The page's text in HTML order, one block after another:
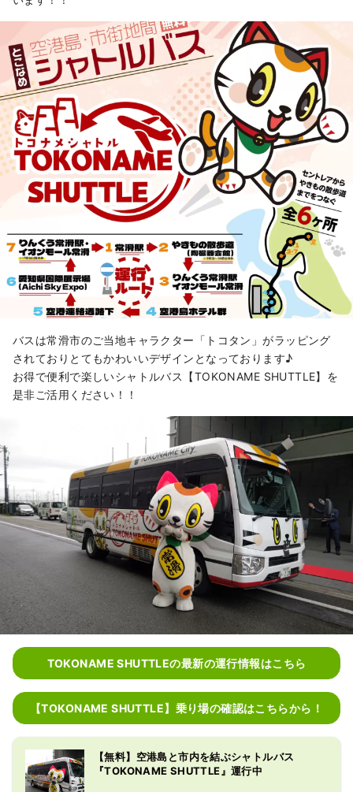
バスは常滑市のご当地キャラクター「トコタン」がラッピング
されておりとてもかわいいデザインとなっております♪
お得で便利で楽しいシャトルバス【TOKONAME SHUTTLE】を
是非ご活用ください！！
TOKONAME SHUTTLEの最新の運行情報はこちら
【TOKONAME SHUTTLE】乗り場の確認はこちらから！
【無料】空港島と市内を結ぶシャトルバス
『TOKONAME SHUTTLE』運行中